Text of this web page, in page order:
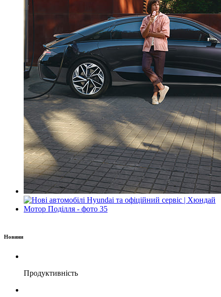
Новини
Продуктивність